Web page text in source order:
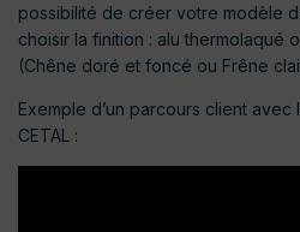
possibilité de créer votre modèle
choisir la finition : alu thermolaqué
(Chêne doré et foncé ou Frêne
Exemple d’un parcours client avec
CETAL :